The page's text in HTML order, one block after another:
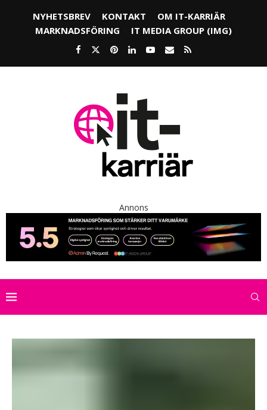
NYHETSBREV KONTAKT
OM IT-KARRIÄR
MARKNADSFÖRING
IT MEDIA GROUP (IMG)
Annons